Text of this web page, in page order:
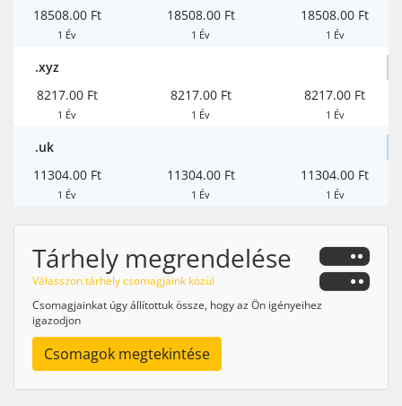
18508.00 Ft
1 Év
18508.00 Ft
1 Év
18508.00 Ft
1 Év
.xyz
8217.00 Ft
1 Év
8217.00 Ft
1 Év
8217.00 Ft
1 Év
.uk
11304.00 Ft
1 Év
11304.00 Ft
1 Év
11304.00 Ft
1 Év
Tárhely megrendelése
Válasszon tárhely csomagjaink közül
Csomagjainkat úgy állítottuk össze, hogy az Ön igényeihez
igazodjon
Csomagok megtekintése